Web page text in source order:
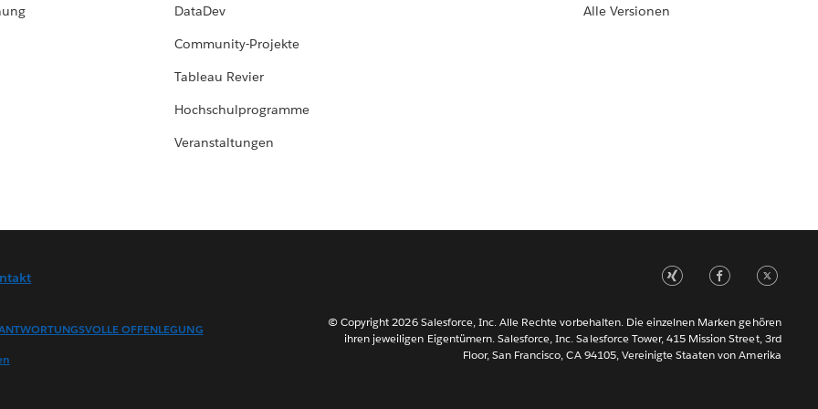
DataDev
Community-Projekte
Tableau Revier
Hochschulprogramme
Veranstaltungen
Alle Versionen
OFFENLEGUNG
© Copyright 2026 Salesforce, Inc. Alle Rechte vorbehalten. Die einzelnen Marken gehören
ihren jeweiligen Eigentümern. Salesforce, Inc. Salesforce Tower, 415 Mission Street, 3rd
Floor, San Francisco, CA 94105, Vereinigte Staaten von Amerika